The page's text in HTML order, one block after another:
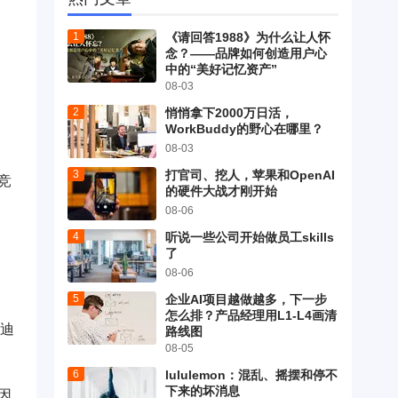
《请回答1988》为什么让人怀
念？——品牌如何创造用户心
中的“美好记忆资产”
08-03
悄悄拿下2000万日活，
WorkBuddy的野心在哪里？
08-03
打官司、挖人，苹果和OpenAI
的硬件大战才刚开始
08-06
听说一些公司开始做员工skills
了
08-06
企业AI项目越做越多，下一步
怎么排？产品经理用L1-L4画清
路线图
08-05
lululemon：混乱、摇摆和停不
下来的坏消息